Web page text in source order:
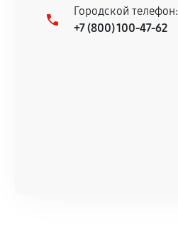
Городской телефон:
+7 (800) 100-47-62